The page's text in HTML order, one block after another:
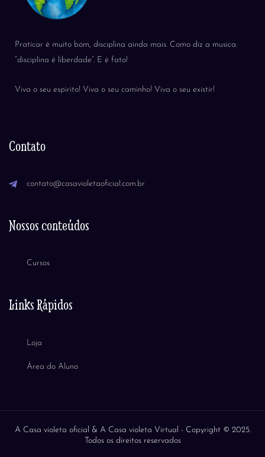
Praticar é muito bom, disciplina ainda mais. Como diz a musica:
“disciplina é liberdade”. E é fato!
Viva o seu espirito! Viva o seu caminho! Viva o seu existir!
Contato
contato@casavioletaoficial.com.br
Nossos conteúdos
Cursos
Links Rápidos
Loja
Área do Aluno
A Casa violeta oficial & A Casa violeta Virtual - Copyright © 2025.
Todos os direitos reservados